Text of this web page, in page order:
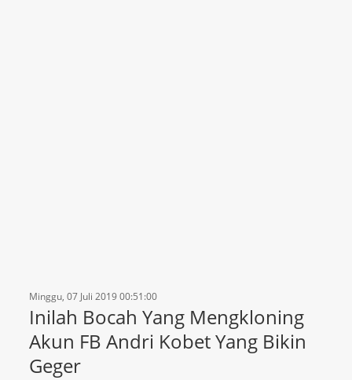
Minggu, 07 Juli 2019 00:51:00
Inilah Bocah Yang Mengkloning
Akun FB Andri Kobet Yang Bikin
Geger